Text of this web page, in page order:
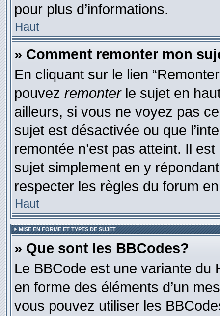
pour plus d’informations.
Haut
» Comment remonter mon
En cliquant sur le lien
pouvez remonterle sujet en
ailleurs, si vous ne voyez pas
sujet est désactivée ou que
remontée n’est pas atteint. Il
sujet simplement en y
respecter les règles du forum
Haut
MISE EN FORME ET TYPES DE SUJET
» Que sont les BBCodes?
Le BBCode est une variante du
en forme des éléments d’un
vous pouvez utiliser les